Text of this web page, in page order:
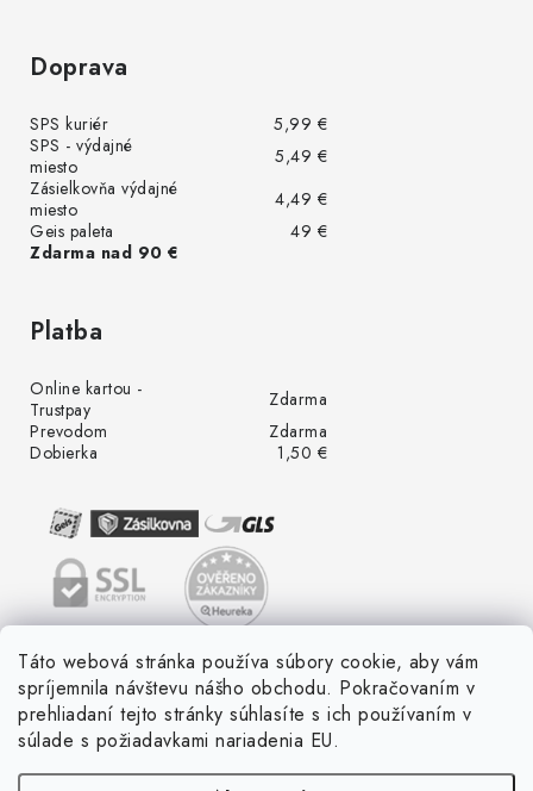
Táto webová stránka používa súbory cookie, aby vám
spríjemnila návštevu nášho obchodu. Pokračovaním v
prehliadaní tejto stránky súhlasíte s ich používaním v
súlade s požiadavkami nariadenia EU.
Doprava
SPS kuriér
5,99 €
SPS - výdajné
miesto
5,49 €
Zásielkovňa výdajné
miesto
4,49 €
Geis paleta
49 €
Zdarma nad 90 €
Platba
Online kartou -
Trustpay
Zdarma
Prevodom
Zdarma
Dobierka
1,50 €